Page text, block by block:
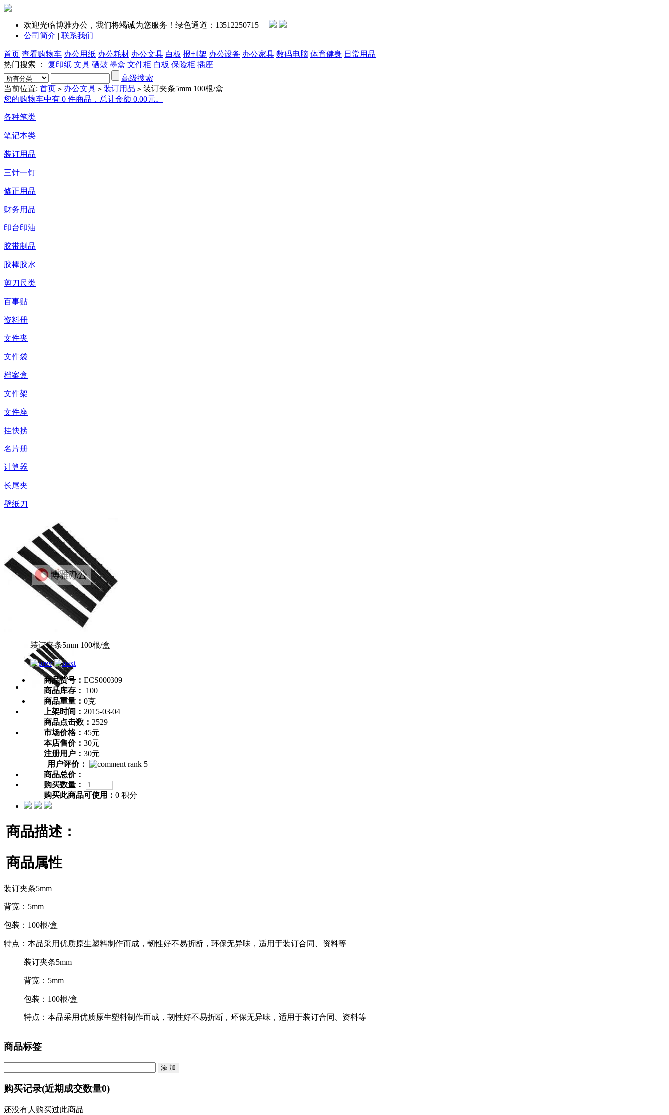
欢迎光临博雅办公，我们将竭诚为您服务！绿色通道：13512250715
公司简介 | 联系我们
首页 查看购物车 办公用纸 办公耗材 办公文具 白板|报刊架 办公设备 办公家具 数码电脑 体育健身 日常用品
热门搜索 ： 复印纸 文具 硒鼓 墨盒 文件柜 白板 保险柜 插座
高级搜索
当前位置: 首页 > 办公文具 > 装订用品 > 装订夹条5mm 100根/盒
您的购物车中有 0 件商品，总计金额 0.00元。
各种笔类
笔记本类
装订用品
三针一钉
修正用品
财务用品
印台印油
胶带制品
胶棒胶水
剪刀尺类
百事贴
资料册
文件夹
文件袋
档案盒
文件架
文件座
挂快捞
名片册
计算器
长尾夹
壁纸刀
装订夹条5mm 100根/盒
商品货号： ECS000309
商品库存：
100
商品重量： 0克
上架时间： 2015-03-04
商品点击数： 2529
市场价格： 45元
本店售价： 30元
注册用户： 30元
用户评价：
商品总价：
购买数量：
购买此商品可使用： 0 积分
商品描述：
商品属性
装订夹条5mm
背宽：5mm
包装：100根/盒
特点：本品采用优质原生塑料制作而成，韧性好不易折断，环保无异味，适用于装订合同、资料等
装订夹条5mm
背宽：5mm
包装：100根/盒
特点：本品采用优质原生塑料制作而成，韧性好不易折断，环保无异味，适用于装订合同、资料等
商品标签
购买记录(近期成交数量0)
还没有人购买过此商品